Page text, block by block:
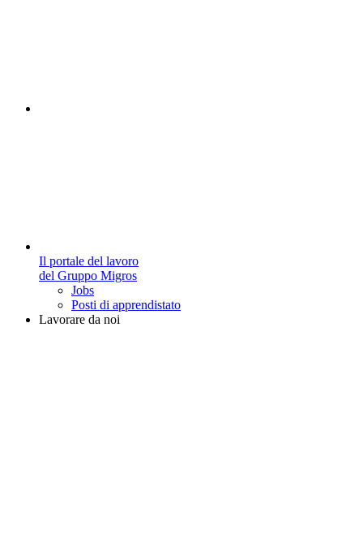
Il portale del lavoro
del Gruppo Migros
Jobs
Posti di apprendistato
Lavorare da noi